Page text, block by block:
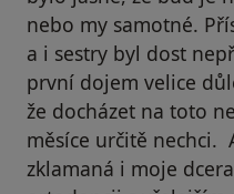
nebo my samotné.
a i sestry byl dost
první dojem velice
že docházet na toto
měsíce určitě nechci.
zklamaná i moje